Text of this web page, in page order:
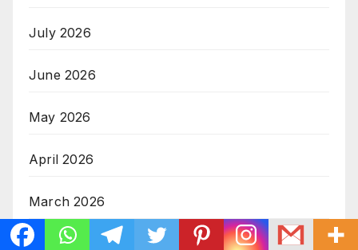
July 2026
June 2026
May 2026
April 2026
March 2026
February 2026